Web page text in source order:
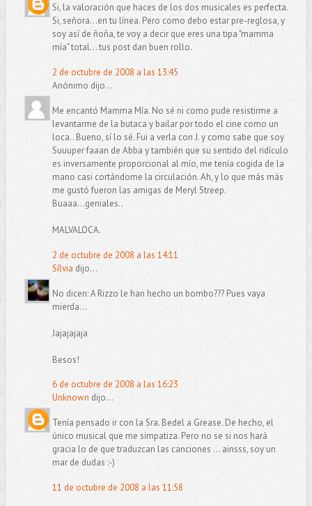
Si, la valoración que haces de los dos musicales es perfecta.
Si, señora...en tu línea. Pero como debo estar pre-reglosa, y
soy así de ñoña, te voy a decir que eres una tipa "mamma
mía" total... tus post dan buen rollo.
2 de octubre de 2008 a las 13:45
Anónimo dijo...
Me encantó Mamma Mía. No sé ni como pude resistirme a
levantarme de la butaca y bailar por todo el cine como un
loca.. Bueno, sí lo sé. Fui a verla con J. y como sabe que soy
Suuuper faaan de Abba y también que su sentido del ridículo
es inversamente proporcional al mío, me tenía cogida de la
mano casi cortándome la circulación. Ah, y lo que más más
me gustó fueron las amigas de Meryl Streep.
Buaaa...geniales..
MALVALOCA.
2 de octubre de 2008 a las 14:11
Sílvia dijo...
No dicen: A Rizzo le han hecho un bombo??? Pues vaya
mierda...
Jajajajaja
Besos!
6 de octubre de 2008 a las 16:23
Unknown dijo...
Tenía pensado ir con la Sra. Bedel a Grease. De hecho, el
único musical que me simpatiza. Pero no se si nos hará
gracia lo de que traduzcan las canciones ... ainsss, soy un
mar de dudas :-)
11 de octubre de 2008 a las 11:58